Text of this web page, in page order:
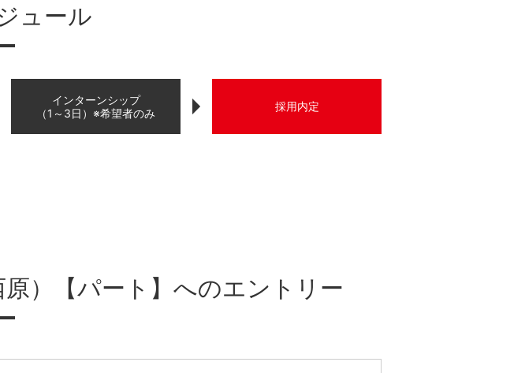
ュール
インターンシップ
（1～3日）※希望者のみ
採用内定
）【パート】へのエントリー